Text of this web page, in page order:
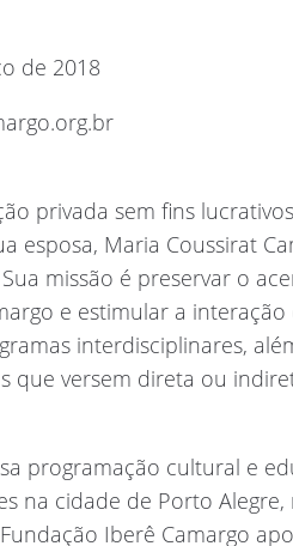
de 2018
privada sem fins
esposa, Maria Coussirat
missão é preservar o
e estimular a
interdisciplinares,
que versem direta ou
programação cultural e
na cidade de Porto Alegre,
Iberê Camargo